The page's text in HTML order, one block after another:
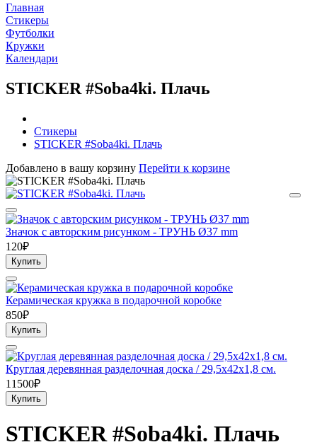
Главная
Стикеры
Футболки
Кружки
Календари
STICKER #Soba4ki. Плачь
Стикеры
STICKER #Soba4ki. Плачь
Добавлено в вашу корзину Перейти к корзине
Значок с авторским рисунком - ТРУНЬ Ø37 mm
120₽
Купить
Керамическая кружка в подарочной коробке
850₽
Купить
Круглая деревянная разделочная доска / 29,5х42х1,8 см.
11500₽
Купить
STICKER #Soba4ki. Плачь